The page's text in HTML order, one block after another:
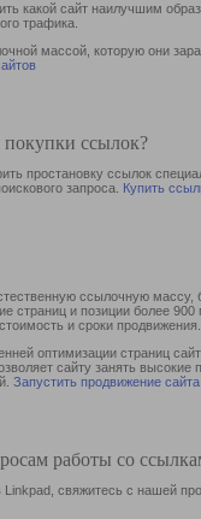
какой сайт наилучшим
трафика.
массой, которую они
ссылок?
простановку ссылок
запроса. Купить
ссылочную
страниц и позиции более
и сроки продвижения.
оптимизации страниц
сайту занять
Запустить продвижение сайта
работы со
Linkpad, свяжитесь с нашей